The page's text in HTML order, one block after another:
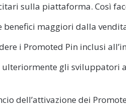
sulla piattaforma. Così
benefici maggiori dalla
i Promoted Pin inclusi
gli sviluppatori
dell’attivazione dei